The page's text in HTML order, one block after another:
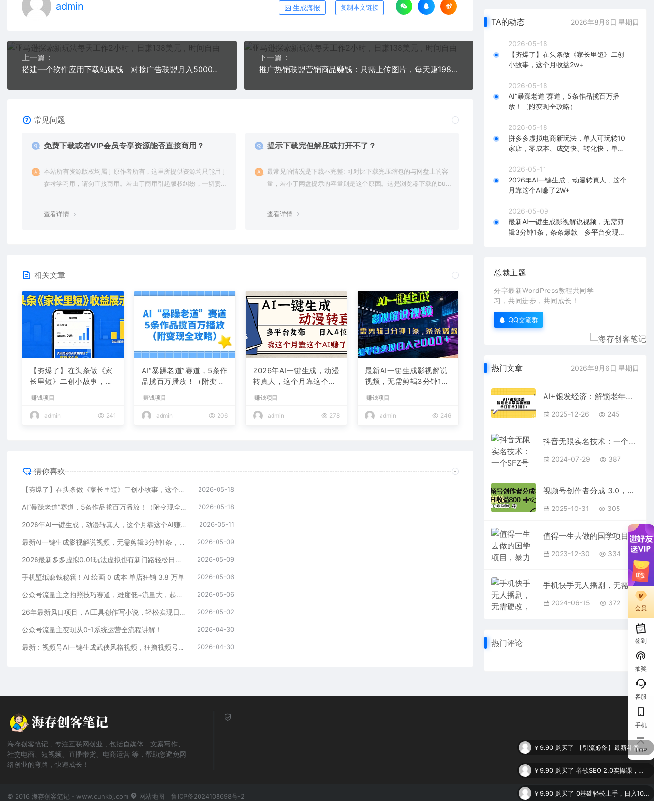
admin 生成海报 复制本文链接
上一篇：
搭建一个软件应用下载站赚钱，对接广告联盟月入5000+（搭建教程+源码）
下一篇：
推广热销联盟营销商品赚钱：只需上传图片，每天赚198美元
常见问题
免费下载或者VIP会员专享资源能否直接商用？
本站所有资源版权均属于原作者所有，这里所提供资源均只能用于
参考学习用，请勿直接商用。若由于商用引起版权纠纷，一切责任
查看详情
提示下载完但解压或打开不了？
最常见的情况是下载不完整: 可对比下载完压缩包的与网盘上的容
量，若小于网盘提示的容量则是这个原因。这是浏览器下载的bu
查看详情
相关文章
【夯爆了】在头条做《家
长里短》二创小故事，这
赚钱项目
admin 241
AI“暴躁老道”赛道，5条作
品揽百万播放！（附变现
赚钱项目
admin 206
2026年AI一键生成，动漫
转真人，这个月靠这个AI
赚钱项目
admin 278
最新AI一键生成影视解说
视频，无需剪辑3分钟1
现日入2000+
赚钱项目
admin 246
猜你喜欢
【夯爆了】在头条做《家长里短》二创小故事，这个月收益2w+ 2026-05-18
AI“暴躁老道”赛道，5条作品揽百万播放！（附变现全攻略） 2026-05-18
2026年AI一键生成，动漫转真人，这个月靠这个AI赚了2W+ 2026-05-11
最新AI一键生成影视解说视频，无需剪辑3分钟1条，条条爆款，多平台变现日入2000+ 2026-05-09
2026最新多多虚拟0.01玩法虚拟也有新门路轻松日入2500! 2026-05-09
手机壁纸赚钱秘籍！AI 绘画 0 成本 单店狂销 3.8 万单 2026-05-06
公众号流量主之拍照技巧赛道，难度低+流量大，起号第一篇就爆了10w阅读！ 2026-05-06
26年最新风口项目，AI工具创作写小说，轻松实现日入1000+ 2026-05-02
公众号流量主变现从0-1系统运营全流程讲解！ 2026-04-30
最新：视频号AI一键生成武侠风格视频，狂撸视频号分成收益，学完轻松日入1000+ 2026-04-30
TA的动态 2026年8月6日 星期四
2026-05-18
【夯爆了】在头条做《家长里短》二创
小故事，这个月收益2w+
2026-05-18
AI“暴躁老道”赛道，5条作品揽百万播
放！（附变现全攻略）
2026-05-18
拼多多虚拟电商新玩法，单人可玩转10
家店，零成本、成交快、转化快，单店
2026-05-11
2026年AI一键生成，动漫转真人，这个
月靠这个AI赚了2W+
2026-05-09
最新AI一键生成影视解说视频，无需剪
辑3分钟1条，条条爆款，多平台变现日
总裁主题
分享最新WordPress教程共同学
习，共同进步，共同成长！
QQ交流群
热门文章 2026年8月6日 星期四
AI+银发经济：解锁老年带货新赛道，单日订单3000+
2025-12-26 245
抖音无限实名技术：一个SFZ号码可以十名无数个抖音账号，具体自己实操
2024-07-29 387
视频号创作者分成 3.0，单日收益 800+100%原创视频高收益，
2025-10-31 305
值得一生去做的国学项目，暴力国学，轻松日入3000+
2023-12-30 334
手机快手无人播剧，无需硬改，轻松解决版权问题，小白轻松日入5000+
2024-06-15 372
热门评论
会员
签到
抽奖
客服
手机
TOP
海存创客笔记，专注互联网创业，包括自媒体、文案写作、
社交电商、短视频、直播带货、电商运营 等，帮助您避免网
络创业的弯路，快速成长！
© 2016 海存创客笔记 - www.cunkbj.com 网站地图 鲁ICP备2024108698号-2
谷歌SEO 2.0实操课，独立站询盘自由必备，基于2023谷歌最新算法录制（94节